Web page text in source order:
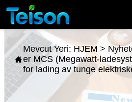

Mevcut Yeri: HJEM >
er MCS (Megawatt-
for lading av tunge